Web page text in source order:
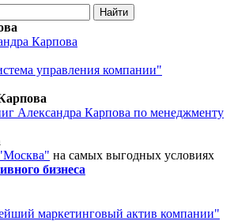
управления компании"
Александра Карпова по менеджменту
на самых выгодных условиях
бизнеса
маркетинговый актив компании"